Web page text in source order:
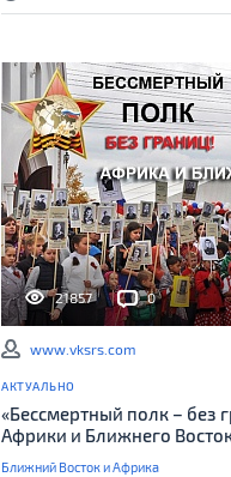
21857 0
www.vksrs.com
АКТУАЛЬНО
«Бессмертный полк – без
Африки и Ближнего
Ближний Восток и Африка